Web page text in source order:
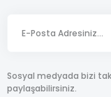
Sosyal medyada bizi
paylaşabilirsiniz.